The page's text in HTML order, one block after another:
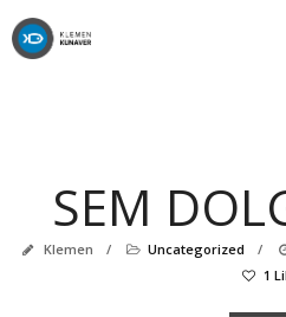
SEM
Klemen / Uncategorized /
1